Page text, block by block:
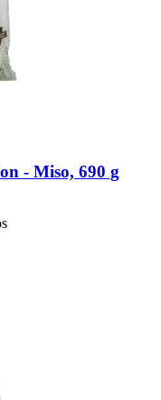
-​ Miso, 690 g